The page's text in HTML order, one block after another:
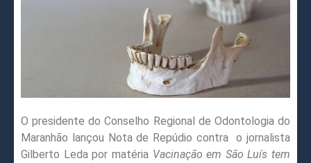
O presidente do Conselho Regional de Odontologia do
Maranhão lançou Nota de Repúdio contra o jornalista
Gilberto Leda por matéria Vacinação em São Luís tem